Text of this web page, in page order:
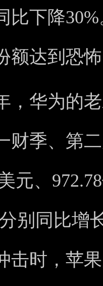
比下降
额达到恐
，华为的
财季、第
元、
别同比增
击时，苹